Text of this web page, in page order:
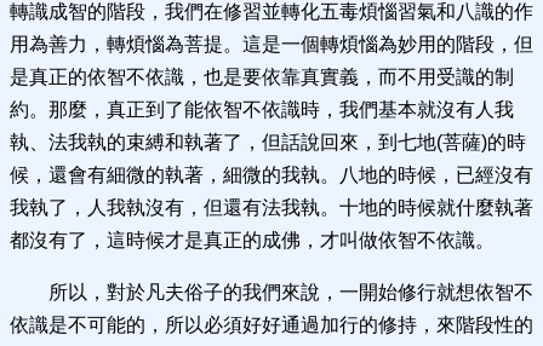
轉識成智的階段，我們在修習並轉化五毒煩惱習氣和八識的作
用為善力，轉煩惱為菩提。這是一個轉煩惱為妙用的階段，但
是真正的依智不依識，也是要依靠真實義，而不用受識的制
約。那麼，真正到了能依智不依識時，我們基本就沒有人我
執、法我執的束縛和執著了，但話說回來，到七地(菩薩)的時
候，還會有細微的執著，細微的我執。八地的時候，已經沒有
我執了，人我執沒有，但還有法我執。十地的時候就什麼執著
都沒有了，這時候才是真正的成佛，才叫做依智不依識。
所以，對於凡夫俗子的我們來說，一開始修行就想依智不
依識是不可能的，所以必須好好通過加行的修持，來階段性的